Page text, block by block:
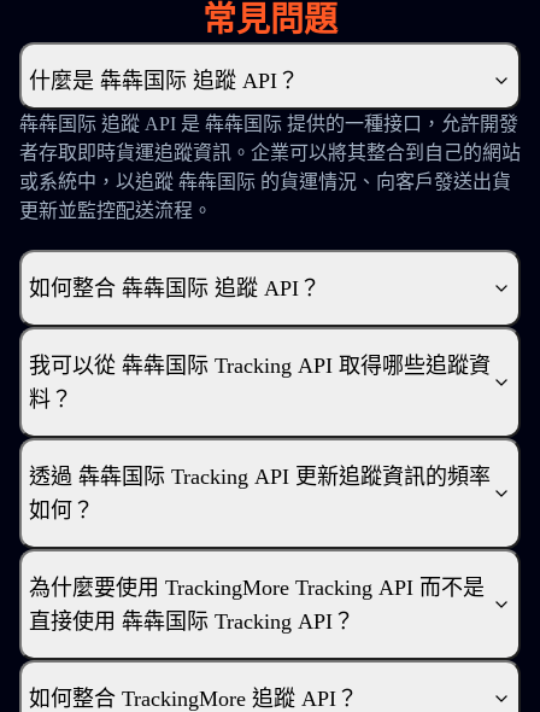
常見問題
什麼是 犇犇国际 追蹤 API？
犇犇国际 追蹤 API 是 犇犇国际 提供的一種接口，允許開發
者存取即時貨運追蹤資訊。企業可以將其整合到自己的網站
或系統中，以追蹤 犇犇国际 的貨運情況、向客戶發送出貨
更新並監控配送流程。
如何整合 犇犇国际 追蹤 API？
我可以從 犇犇国际 Tracking API 取得哪些追蹤資
料？
透過 犇犇国际 Tracking API 更新追蹤資訊的頻率
如何？
為什麼要使用 TrackingMore Tracking API 而不是
直接使用 犇犇国际 Tracking API？
如何整合 TrackingMore 追蹤 API？